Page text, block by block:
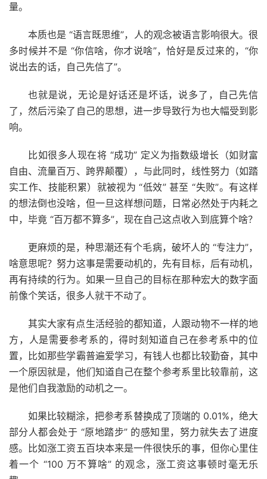
量。
本质也是 “语言既思维”，人的观念被语言影响很大。很
多时候并不是 “你信啥，你才说啥”，恰好是反过来的，“你
说出去的话，自己先信了”。
也就是说，无论是好话还是坏话，说多了，自己先信
了，然后污染了自己的思想，进一步导致行为也大幅受到影
响。
比如很多人现在将 “成功” 定义为指数级增长（如财富
自由、流量百万、跨界颠覆），与此同时，线性努力（如踏
实工作、技能积累）就被视为 “低效” 甚至 “失败”。有这样
的想法倒也没啥，但一旦这样想问题，日常必然处于内耗之
中，毕竟 “百万都不算多”，现在自己这点收入到底算个啥？
更麻烦的是，种思潮还有个毛病，破坏人的 “专注力”，
啥意思呢？努力这事是需要动机的，先有目标，后有动机，
再有持续的行为。如果一旦自己的目标在那种宏大的数字面
前像个笑话，很多人就干不动了。
其实大家有点生活经验的都知道，人跟动物不一样的地
方，人是需要参考系的，得时刻知道自己在参考系中的位
置，比如那些学霸普遍爱学习，有钱人也都比较勤奋，其中
一个原因就是，他们知道自己在整个参考系里比较靠前，这
是他们自我激励的动机之一。
如果比较糊涂，把参考系替换成了顶端的 0.01%，绝大
部分人都会处于 “原地踏步” 的感知里，努力就失去了进度
感。比如涨工资五百块本来是一件很快乐的事，但你心里住
着一个 “100 万不算啥” 的观念，涨工资这事顿时毫无乐